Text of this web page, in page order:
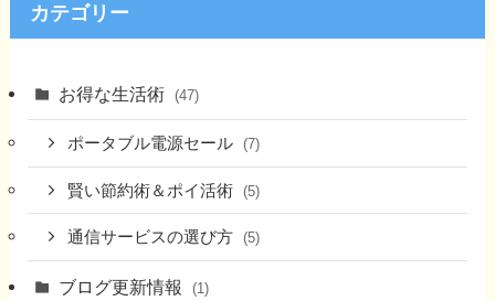
カテゴリー
お得な生活術 (47)
ポータブル電源セール (7)
賢い節約術＆ポイ活術 (5)
通信サービスの選び方 (5)
ブログ更新情報 (1)